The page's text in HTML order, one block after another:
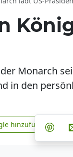
Monarch
in den
zu Google
hinzufügen